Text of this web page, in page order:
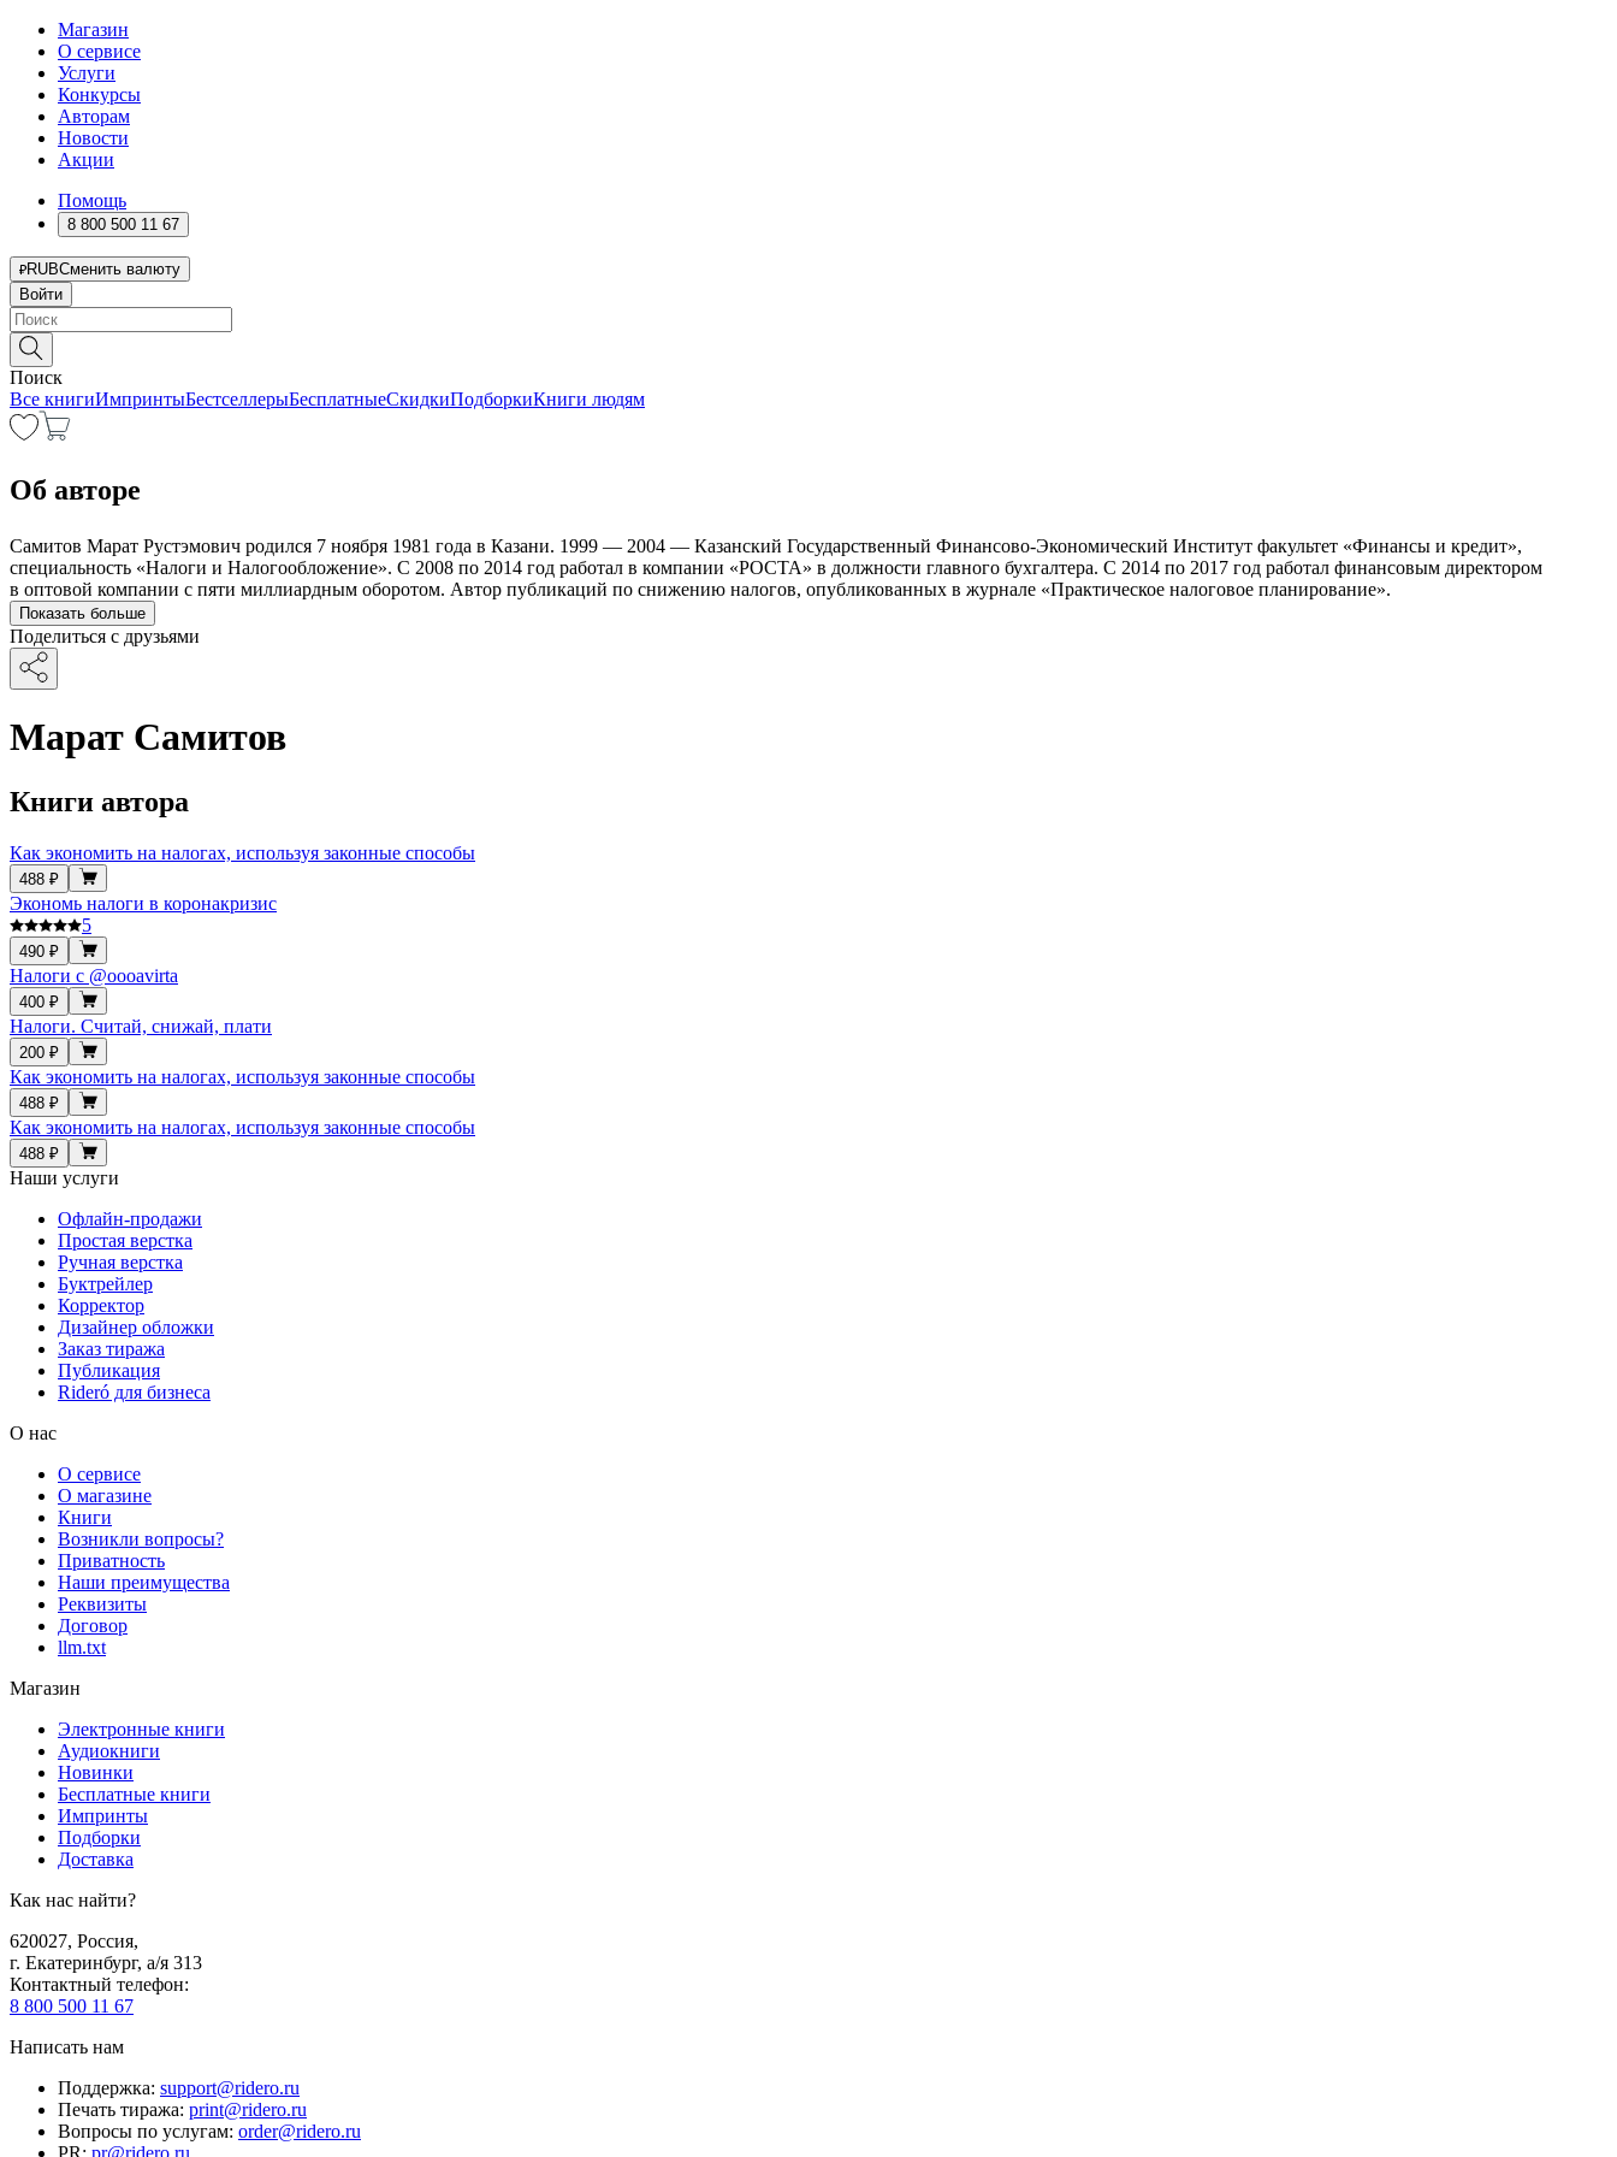
Магазин
О сервисе
Услуги
Конкурсы
Авторам
Новости
Акции
Помощь
8 800 500 11 67
RUBСменить валюту
Войти
Поиск
Все книгиИмпринтыБестселлерыБесплатныеСкидкиПодборкиКниги людям
Об авторе
Самитов Марат Рустэмович родился 7 ноября 1981 года в Казани. 1999 — 2004 — Казанский Государственный Финансово-Экономический Институт факультет «Финансы и кредит»,
специальность «Налоги и Налогообложение». С 2008 по 2014 год работал в компании «РОСТА» в должности главного бухгалтера. С 2014 по 2017 год работал финансовым директором
в оптовой компании с пяти миллиардным оборотом. Автор публикаций по снижению налогов, опубликованных в журнале «Практическое налоговое планирование».
Показать больше
Поделиться с друзьями
Марат Самитов
Книги автора
Как экономить на налогах, используя законные способы
488 ₽
Экономь налоги в коронакризис
5
490 ₽
Налоги с @oooavirta
400 ₽
Налоги. Считай, снижай, плати
200 ₽
Как экономить на налогах, используя законные способы
488 ₽
Как экономить на налогах, используя законные способы
488 ₽
Наши услуги
Офлайн-продажи
Простая верстка
Ручная верстка
Буктрейлер
Корректор
Дизайнер обложки
Заказ тиража
Публикация
Rideró для бизнеса
О нас
О сервисе
О магазине
Книги
Возникли вопросы?
Приватность
Наши преимущества
Реквизиты
Договор
llm.txt
Магазин
Электронные книги
Аудиокниги
Новинки
Бесплатные книги
Импринты
Подборки
Доставка
Как нас найти?
620027, Россия,
г. Екатеринбург, а/я 313
Контактный телефон:
8 800 500 11 67
Написать нам
Поддержка: support@ridero.ru
Печать тиража: print@ridero.ru
Вопросы по услугам: order@ridero.ru
PR: pr@ridero.ru